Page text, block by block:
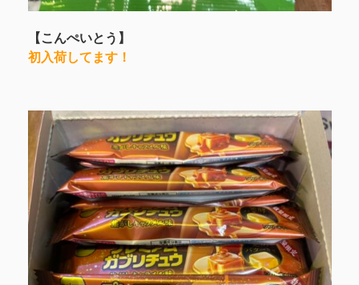
【こんぺいとう】
初入荷してます！